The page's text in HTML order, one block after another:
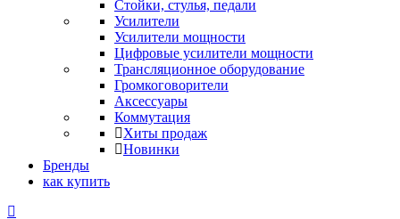
Стойки, стулья, педали
Усилители
Усилители мощности
Цифровые усилители мощности
Трансляционное оборудование
Громкоговорители
Аксессуары
Коммутация
Хиты продаж
Новинки
Бренды
как купить